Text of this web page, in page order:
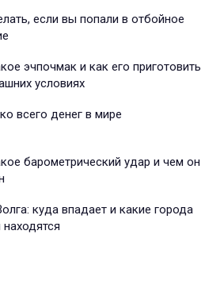
если вы попали в отбойное
эчпочмак и как его приготовить
условиях
всего денег в мире
барометрический удар и чем он
куда впадает и какие города
находятся